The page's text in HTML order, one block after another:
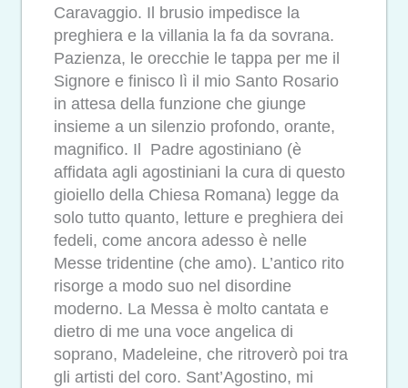
Caravaggio. Il brusio impedisce la
preghiera e la villania la fa da sovrana.
Pazienza, le orecchie le tappa per me il
Signore e finisco lì il mio Santo Rosario
in attesa della funzione che giunge
insieme a un silenzio profondo, orante,
magnifico. Il Padre agostiniano (è
affidata agli agostiniani la cura di questo
gioiello della Chiesa Romana) legge da
solo tutto quanto, letture e preghiera dei
fedeli, come ancora adesso è nelle
Messe tridentine (che amo). L’antico rito
risorge a modo suo nel disordine
moderno. La Messa è molto cantata e
dietro di me una voce angelica di
soprano, Madeleine, che ritroverò poi tra
gli artisti del coro. Sant’Agostino, mi